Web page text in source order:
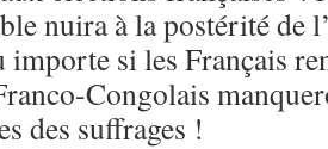
nuira à la postérité de
importe si les Français
Congolais
des suffrages !